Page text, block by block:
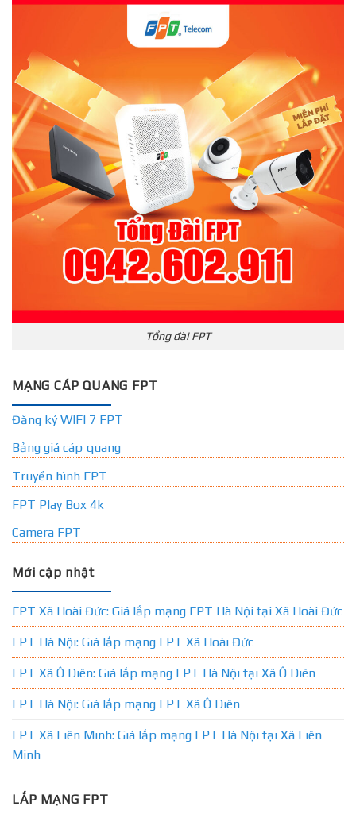
Tổng đài FPT
MẠNG CÁP QUANG FPT
Đăng ký WIFI 7 FPT
Bảng giá cáp quang
Truyền hình FPT
FPT Play Box 4k
Camera FPT
Mới cập nhật
FPT Xã Hoài Đức: Giá lắp mạng FPT Hà Nội tại Xã Hoài Đức
FPT Hà Nội: Giá lắp mạng FPT Xã Hoài Đức
FPT Xã Ô Diên: Giá lắp mạng FPT Hà Nội tại Xã Ô Diên
FPT Hà Nội: Giá lắp mạng FPT Xã Ô Diên
FPT Xã Liên Minh: Giá lắp mạng FPT Hà Nội tại Xã Liên
Minh
LẮP MẠNG FPT